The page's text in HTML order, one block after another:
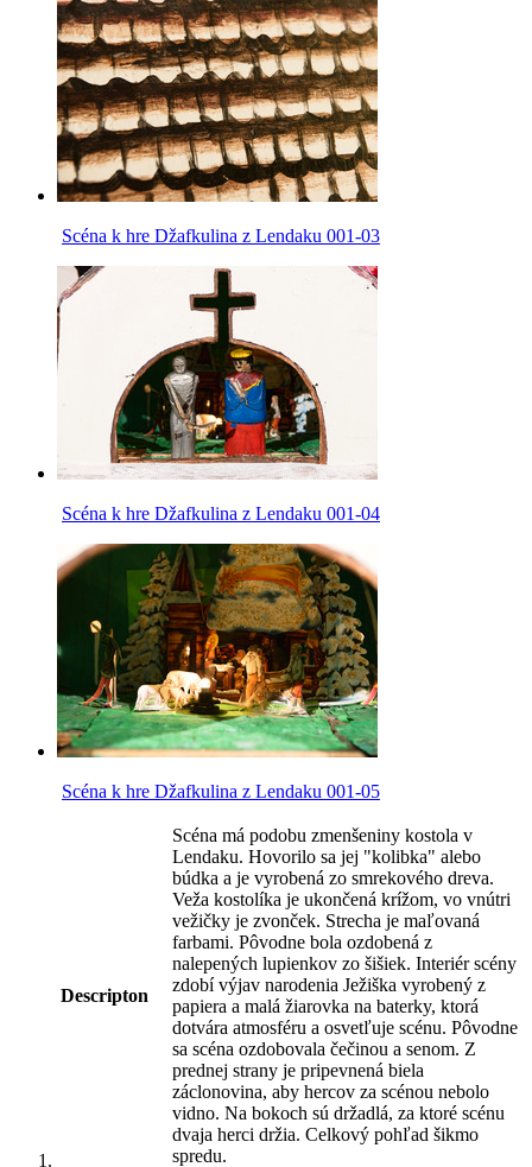
Scéna k hre Džafkulina z Lendaku 001-03
Scéna k hre Džafkulina z Lendaku 001-04
Scéna k hre Džafkulina z Lendaku 001-05
Descripton
Scéna má podobu zmenšeniny kostola v
Lendaku. Hovorilo sa jej "kolibka" alebo
búdka a je vyrobená zo smrekového dreva.
Veža kostolíka je ukončená krížom, vo vnútri
vežičky je zvonček. Strecha je maľovaná
farbami. Pôvodne bola ozdobená z
nalepených lupienkov zo šišiek. Interiér scény
zdobí výjav narodenia Ježiška vyrobený z
papiera a malá žiarovka na baterky, ktorá
dotvára atmosféru a osvetľuje scénu. Pôvodne
sa scéna ozdobovala čečinou a senom. Z
prednej strany je pripevnená biela
záclonovina, aby hercov za scénou nebolo
vidno. Na bokoch sú držadlá, za ktoré scénu
dvaja herci držia. Celkový pohľad šikmo
spredu.